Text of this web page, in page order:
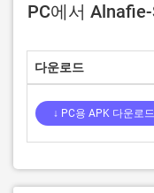
PC에서
다운로드
↓ PC용 APK 다운로드